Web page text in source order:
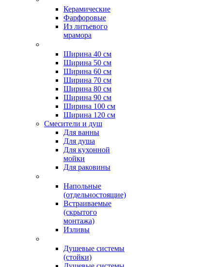
Керамические
Фарфоровые
Из литьевого
мрамора
Ширина 40 см
Ширина 50 см
Ширина 60 см
Ширина 70 см
Ширина 80 см
Ширина 90 см
Ширина 100 см
Ширина 120 см
Смесители и душ
Для ванны
Для душа
Для кухонной
мойки
Для раковины
Напольные
(отдельностоящие)
Встраиваемые
(скрытого
монтажа)
Изливы
Душевые системы
(стойки)